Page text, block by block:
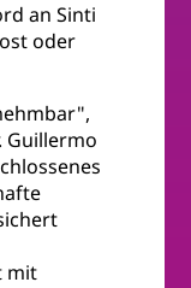
an Sinti
oder
Guillermo
mit